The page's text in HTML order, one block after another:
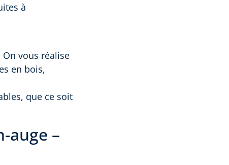
à
vous réalise
en bois,
que ce soit
auge –